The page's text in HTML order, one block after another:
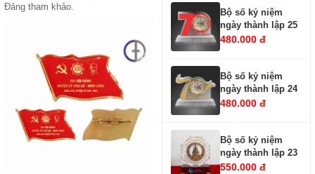
Đảng tham khảo.
Bộ số kỷ niệm
ngày thành lập 25
480.000 đ
Bộ số kỷ niệm
ngày thành lập 24
480.000 đ
Bộ số kỷ niệm
ngày thành lập 23
550.000 đ